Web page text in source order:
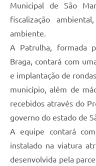
Municipal de São
fiscalização
ambiente.
A Patrulha, formada
Braga, contará com
e implantação de
município, além de
recebidos através do
governo do estado de
A equipe contará
instalado na viatura
desenvolvida pela